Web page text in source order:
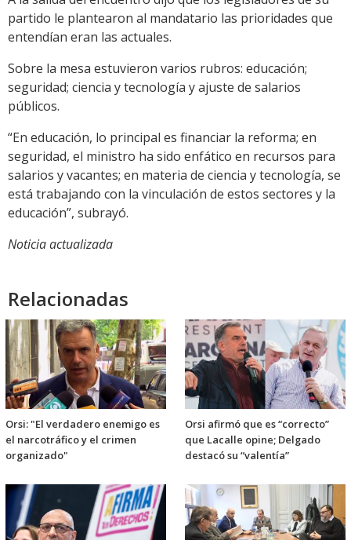
partido le plantearon al mandatario las prioridades que
entendían eran las actuales.
Sobre la mesa estuvieron varios rubros: educación;
seguridad; ciencia y tecnología y ajuste de salarios
públicos.
“En educación, lo principal es financiar la reforma; en
seguridad, el ministro ha sido enfático en recursos para
salarios y vacantes; en materia de ciencia y tecnología, se
está trabajando con la vinculación de estos sectores y la
educación”, subrayó.
Noticia actualizada
Relacionadas
Orsi: "El verdadero enemigo es
el narcotráfico y el crimen
organizado"
Orsi afirmó que es “correcto”
que Lacalle opine; Delgado
destacó su “valentía”